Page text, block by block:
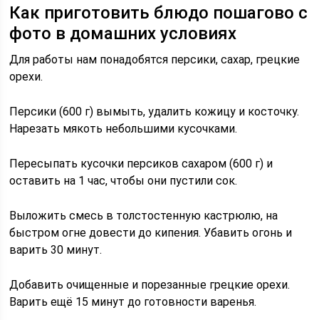
Как приготовить блюдо пошагово с
фото в домашних условиях
Для работы нам понадобятся персики, сахар, грецкие
орехи.
Персики (600 г) вымыть, удалить кожицу и косточку.
Нарезать мякоть небольшими кусочками.
Пересыпать кусочки персиков сахаром (600 г) и
оставить на 1 час, чтобы они пустили сок.
Выложить смесь в толстостенную кастрюлю, на
быстром огне довести до кипения. Убавить огонь и
варить 30 минут.
Добавить очищенные и порезанные грецкие орехи.
Варить ещё 15 минут до готовности варенья.